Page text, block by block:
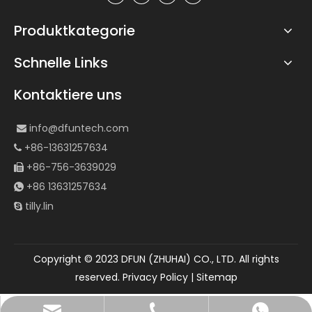
Produktkategorie
Schnelle Links
Kontaktiere uns
 info@dfuntech.com
 +86-13631257634
 +86-756-3639029
 +86 13631257634
 tilly.lin
Copyright © 2023 DFUN (ZHUHAI) CO., LTD. All rights
reserved. Privacy Policy| Sitemap